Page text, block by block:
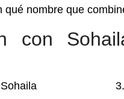
nombre que
con